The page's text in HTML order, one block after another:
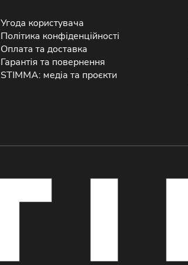
Угода користувача
Політика конфіденційності
Оплата та доставка
Гарантія та повернення
STIMMA: медіа та проєкти